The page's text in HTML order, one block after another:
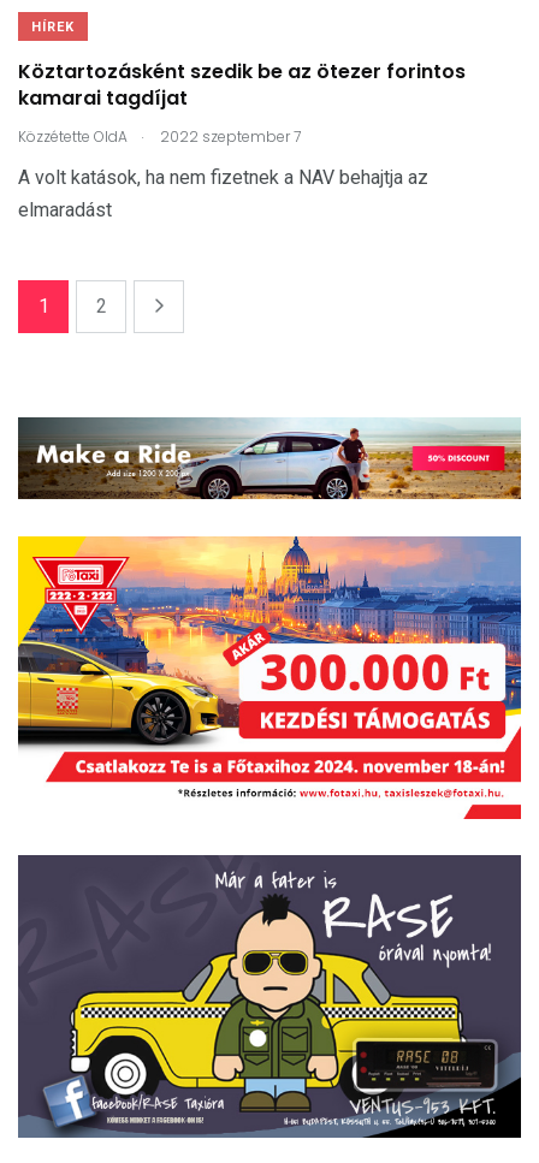
HÍREK
Köztartozásként szedik be az ötezer forintos
kamarai tagdíjat
Közzétette OldA . 2022 szeptember 7
A volt katások, ha nem fizetnek a NAV behajtja az
elmaradást
1 2